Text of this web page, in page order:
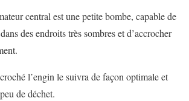
central est une petite bombe, capable de
des endroits très sombres et d’accrocher
l’engin le suivra de façon optimale et
de déchet.